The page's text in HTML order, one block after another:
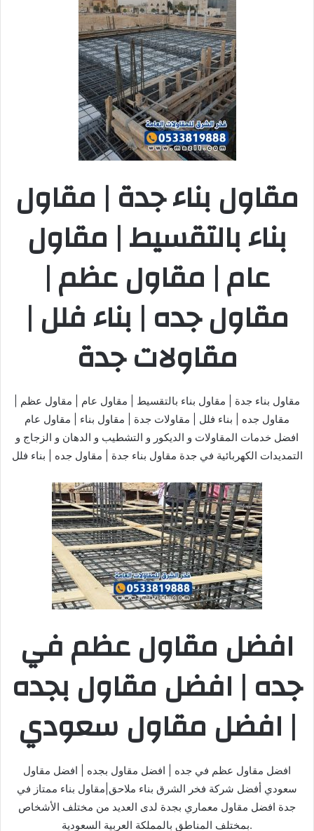
مقاول بناء جدة | مقاول
بناء بالتقسيط | مقاول
عام | مقاول عظم |
مقاول جده | بناء فلل |
مقاولات جدة
مقاول بناء جدة | مقاول بناء بالتقسيط | مقاول عام | مقاول عظم |
مقاول جده | بناء فلل | مقاولات جدة | مقاول بناء | مقاول عام
افضل خدمات المقاولات و الديكور و التشطيب و الدهان و الزجاج و
التمديدات الكهربائية في جدة مقاول بناء جدة | مقاول جده | بناء فلل
افضل مقاول عظم في
جده | افضل مقاول بجده
| افضل مقاول سعودي
افضل مقاول عظم في جده | افضل مقاول بجده | افضل مقاول
سعودي أفضل شركة فخر الشرق بناء ملاحق|مقاول بناء ممتاز في
جدة افضل مقاول معماري بجدة لدى العديد من مختلف الأشخاص
بمختلف المناطق بالمملكة العربية السعودية.